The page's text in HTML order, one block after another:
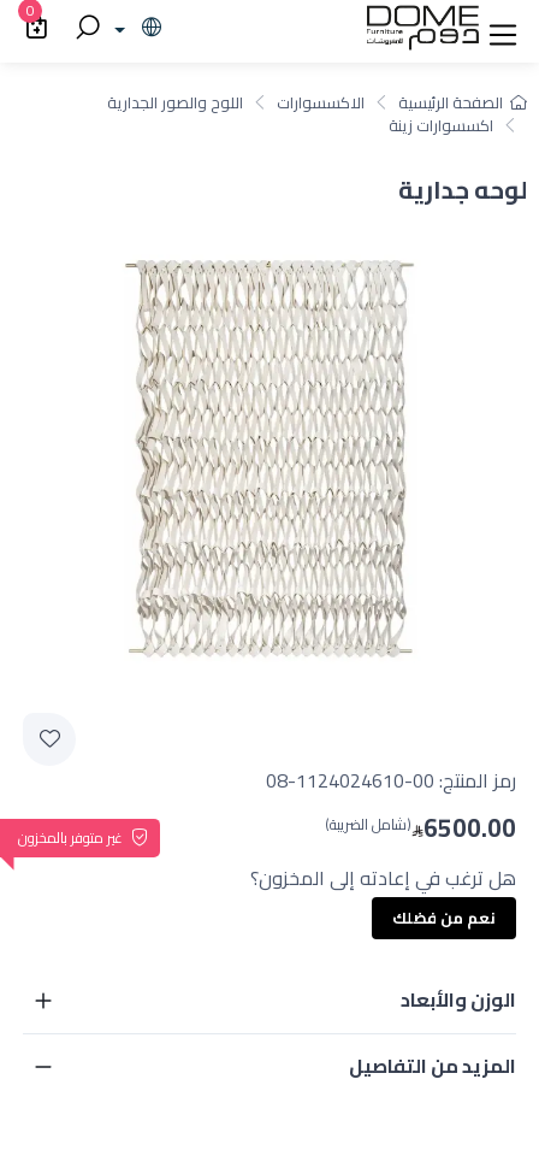
0
الصفحة الرئيسية الاكسسوارات اللوح والصور الجدارية
اكسسوارات زينة
لوحه جدارية
رمز المنتج:08-1124024610-00
غير متوفر بالمخزون 6500.00 (شامل الضريبة)
هل ترغب في إعادته إلى المخزون؟
نعم من فضلك
الوزن والأبعاد
المزيد من التفاصيل